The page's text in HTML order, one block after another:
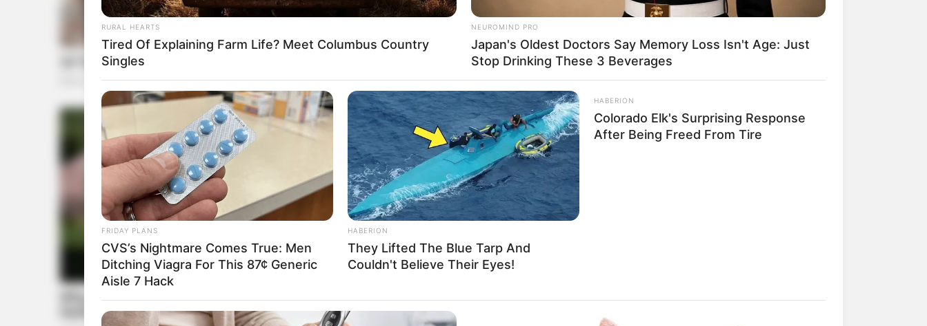
RURAL HEARTS
Tired Of Explaining Farm Life? Meet Columbus Country
Singles
NEUROMIND PRO
Japan's Oldest Doctors Say Memory Loss Isn't Age: Just
Stop Drinking These 3 Beverages
FRIDAY PLANS
CVS’s Nightmare Comes True: Men
Ditching Viagra For This 87¢ Generic
Aisle 7 Hack
HABERION
They Lifted The Blue Tarp And
Couldn't Believe Their Eyes!
HABERION
Colorado Elk's Surprising Response
After Being Freed From Tire